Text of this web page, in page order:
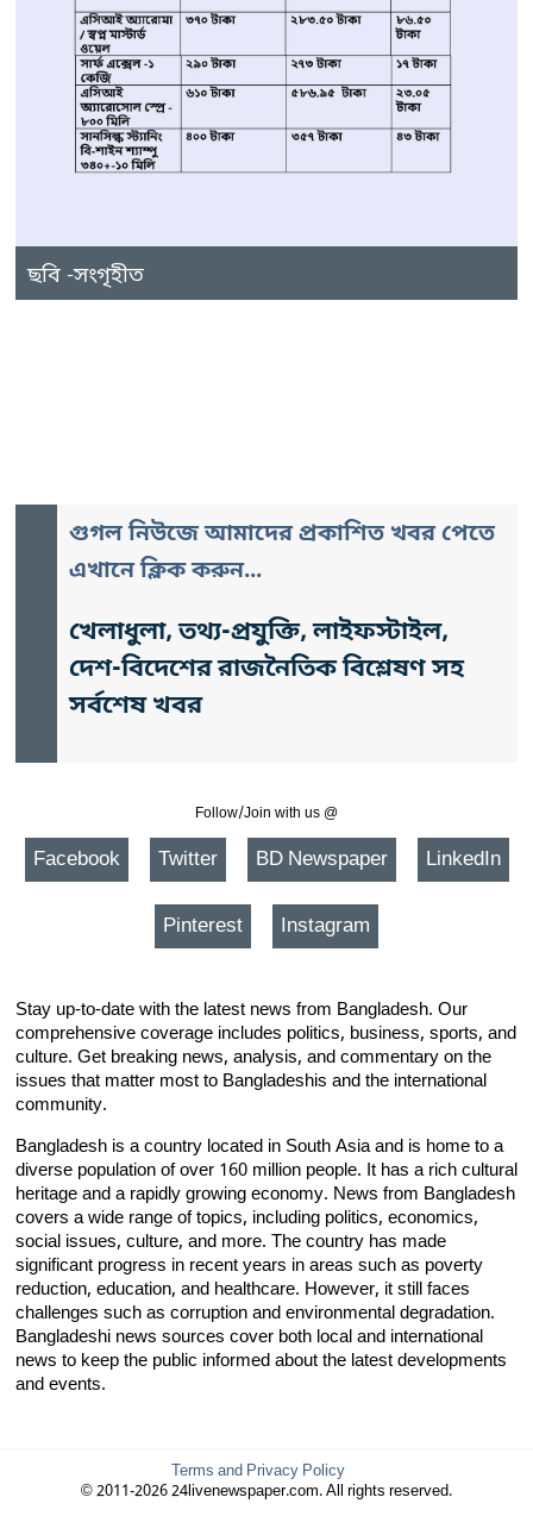
ছবি -সংগৃহীত
গুগল নিউজে আমাদের প্রকাশিত খবর পেতে
এখানে ক্লিক করুন...
খেলাধুলা, তথ্য-প্রযুক্তি, লাইফস্টাইল,
দেশ-বিদেশের রাজনৈতিক বিশ্লেষণ সহ
সর্বশেষ খবর
Follow/Join with us @
Facebook Twitter BD Newspaper LinkedIn
Pinterest Instagram
Stay up-to-date with the latest news from Bangladesh. Our
comprehensive coverage includes politics, business, sports, and
culture. Get breaking news, analysis, and commentary on the
issues that matter most to Bangladeshis and the international
community.
Bangladesh is a country located in South Asia and is home to a
diverse population of over 160 million people. It has a rich cultural
heritage and a rapidly growing economy. News from Bangladesh
covers a wide range of topics, including politics, economics,
social issues, culture, and more. The country has made
significant progress in recent years in areas such as poverty
reduction, education, and healthcare. However, it still faces
challenges such as corruption and environmental degradation.
Bangladeshi news sources cover both local and international
news to keep the public informed about the latest developments
and events.
Terms and Privacy Policy
© 2011-2026 24livenewspaper.com. All rights reserved.